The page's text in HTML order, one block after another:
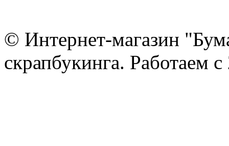
© Интернет-магазин
скрапбукинга. Работаем с